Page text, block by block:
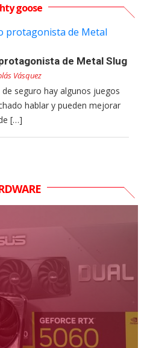
goose
de Metal Slug
Vásquez
seguro hay algunos juegos
hablar y pueden mejorar
[…]